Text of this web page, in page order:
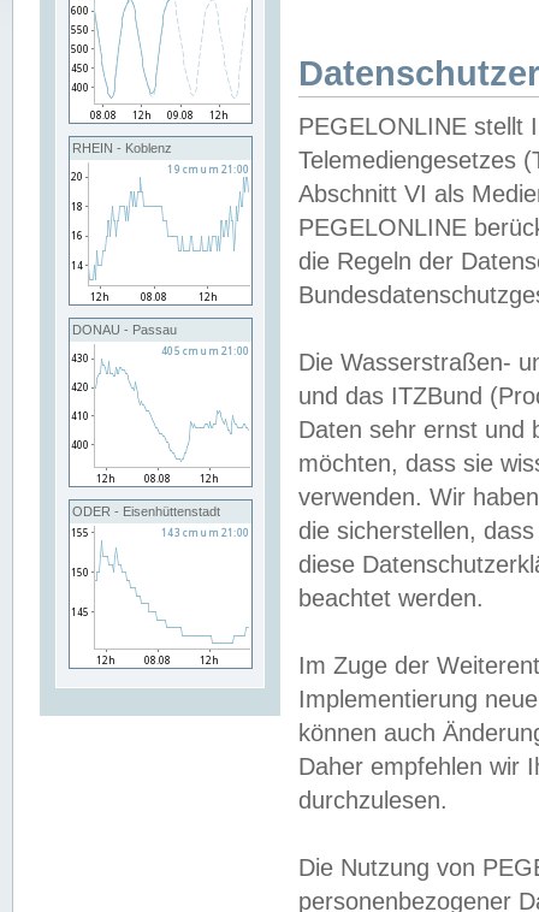
RHEIN - Koblenz
DONAU - Passau
ODER - Eisenhüttenstadt
PEGELONLINE stellt
Telemediengesetzes
Abschnitt VI als
PEGELONLINE
die Regeln der
Die Wasserstraßen-
und das ITZBund
Daten sehr ernst und
möchten, dass sie
verwenden. Wir
die sicherstellen,
diese
beachtet werden.
Im Zuge der
Implementierung
können auch
Daher empfehlen wir
durchzulesen.
Die Nutzung von
personenbezogener